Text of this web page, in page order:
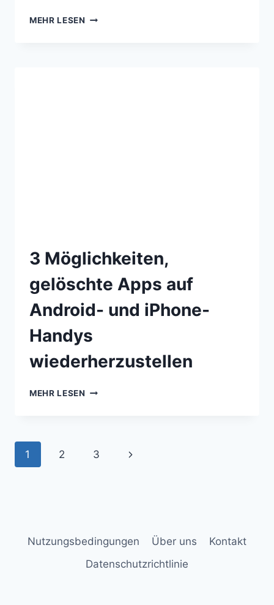
MEHR LESEN
3 Möglichkeiten,
gelöschte Apps auf
Android- und iPhone-
Handys
wiederherzustellen
MEHR LESEN
1 2 3
Nutzungsbedingungen Über uns
Kontakt
Datenschutzrichtlinie